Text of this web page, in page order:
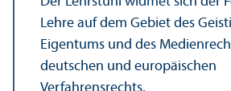
Lehre auf dem Gebiet des
Eigentums und des
deutschen und europäischen